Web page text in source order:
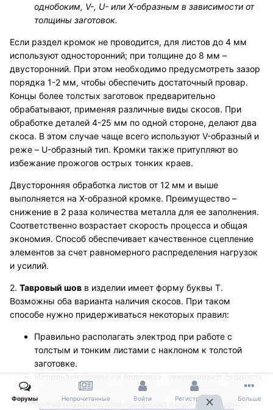
однобоким, V-, U- или X-образным в зависимости от
толщины заготовок.
Если раздел кромок не проводится, для листов до 4 мм
используют односторонний; при толщине до 8 мм –
двусторонний. При этом необходимо предусмотреть зазор
порядка 1-2 мм, чтобы обеспечить достаточный провар.
Концы более толстых заготовок предварительно
обрабатывают, применяя различные виды скосов. При
обработке деталей 4-25 мм по одной стороне, делают два
скоса. В этом случае чаще всего используют V-образный и
реже – U-образный тип. Кромки также притупляют во
избежание прожогов острых тонких краев.
Двусторонняя обработка листов от 12 мм и выше
выполняется на X-образной кромке. Преимущество –
снижение в 2 раза количества металла для ее заполнения.
Соответственно возрастает скорость процесса и общая
экономия. Способ обеспечивает качественное сцепление
элементов за счет равномерного распределения нагрузок
и усилий.
2. Тавровый шов в изделии имеет форму буквы Т.
Возможны оба варианта наличия скосов. При таком
способе нужно придерживаться некоторых правил:
Правильно располагать электрод при работе с
толстым и тонким листами с наклоном к толстой
заготовке.
Используя прием «в лодочку», увеличивают скорость
изготовления и качество изделия. Прием актуален
при автоматическом процессе, когда необходимо
Форумы Непрочитанные Войти Регистрация Больше